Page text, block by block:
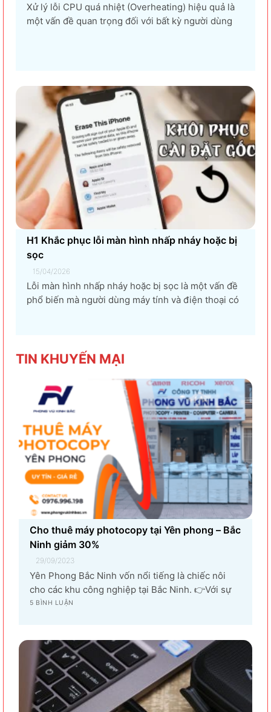
Xử lý lỗi CPU quá nhiệt (Overheating) hiệu quả là
một vấn đề quan trọng đối với bất kỳ người dùng
H1 Khắc phục lỗi màn hình nhấp nháy hoặc bị
sọc
15/04/2026
Lỗi màn hình nhấp nháy hoặc bị sọc là một vấn đề
phổ biến mà người dùng máy tính và điện thoại có
TIN KHUYẾN MẠI
Cho thuê máy photocopy tại Yên phong – Bắc
Ninh giảm 30%
29/09/2023
Yên Phong Bắc Ninh vốn nổi tiếng là chiếc nôi
cho các khu công nghiệp tại Bắc Ninh. 👉Với sự
góp mặt của tập đoàn SamSung đầu tư cho hạng
5 BÌNH LUẬN